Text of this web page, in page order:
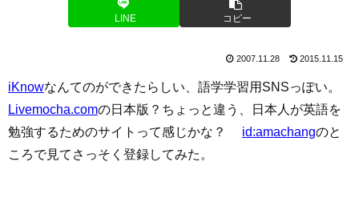
LINE コピー
2007.11.28 2015.11.15
iKnowなんてのができたらしい、語学学習用SNSっぽい。
Livemocha.comの日本版？ちょっと違う、日本人が英語を
勉強するためのサイトって感じかな？ id:amachangのと
ころで見てさっそく登録してみた。